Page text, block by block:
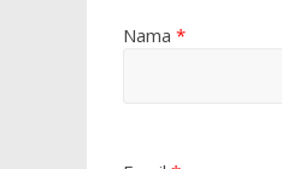
Nama *